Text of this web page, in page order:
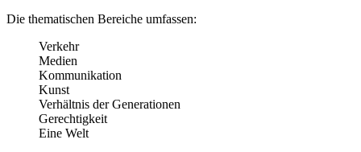
Die thematischen Bereiche umfassen:
Verkehr
Medien
Kommunikation
Kunst
Verhältnis der Generationen
Gerechtigkeit
Eine Welt